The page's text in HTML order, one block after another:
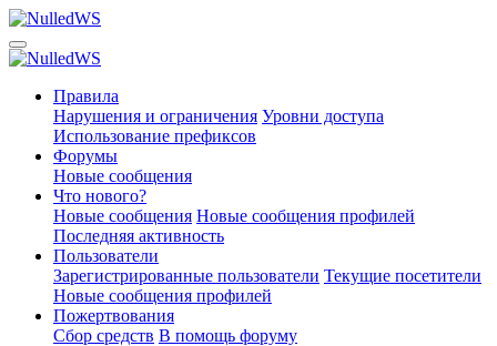
Правила
Нарушения и ограничения Уровни доступа
Использование префиксов
Форумы
Новые сообщения
Что нового?
Новые сообщения Новые сообщения профилей
Последняя активность
Пользователи
Зарегистрированные пользователи Текущие посетители
Новые сообщения профилей
Пожертвования
Сбор средств В помощь форуму